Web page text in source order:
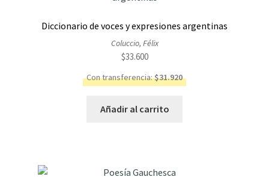
Diccionario de voces y expresiones argentinas
Coluccio, Félix
$33.600
Con transferencia:$31.920
Añadir al carrito